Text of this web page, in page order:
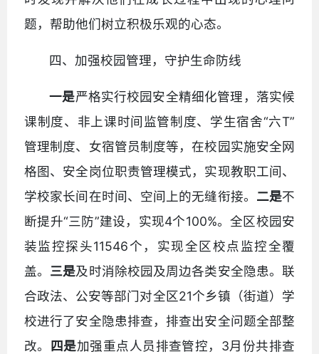
题，帮助他们树立积极乐观的心态。
四、加强校园管理，守护生命防线
一是严格实行校园安全精细化管理，落实候
课制度、非上课时间监管制度、学生宿舍“六T”
管理制度、女宿管员制度等，在校园实施安全网
格图、安全岗位职责管理模式，实现教职工间、
学校家长间在时间、空间上的无缝衔接。 二是不
断提升“三防”建设，实现4个100%。全区校园安
装监控探头11546个，实现全区校点监控全覆
盖。 三是及时消除校园及周边各类安全隐患。联
合政法、公安等部门对全区21个乡镇（街道）学
校进行了安全隐患排查，排查出安全问题全部整
改。 四是加强重点人员排查管控，3月份共排查